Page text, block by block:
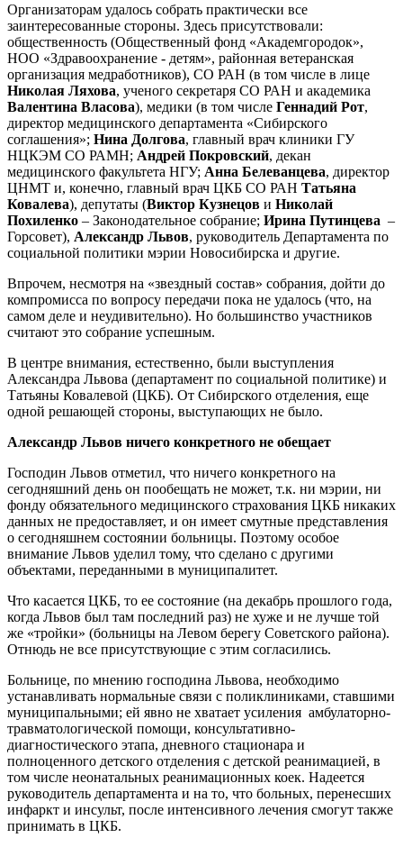
Организаторам удалось собрать практически все
заинтересованные стороны. Здесь присутствовали:
общественность (Общественный фонд «Академгородок»,
НОО «Здравоохранение - детям», районная ветеранская
организация медработников), СО РАН (в том числе в лице
Николая Ляхова, ученого секретаря СО РАН и академика
Валентина Власова), медики (в том числе Геннадий Рот,
директор медицинского департамента «Сибирского
соглашения»; Нина Долгова, главный врач клиники ГУ
НЦКЭМ СО РАМН; Андрей Покровский, декан
медицинского факультета НГУ; Анна Белеванцева, директор
ЦНМТ и, конечно, главный врач ЦКБ СО РАН Татьяна
Ковалева), депутаты (Виктор Кузнецов и Николай
Похиленко – Законодательное собрание; Ирина Путинцева –
Горсовет), Александр Львов, руководитель Департамента по
социальной политики мэрии Новосибирска и другие.
Впрочем, несмотря на «звездный состав» собрания, дойти до
компромисса по вопросу передачи пока не удалось (что, на
самом деле и неудивительно). Но большинство участников
считают это собрание успешным.
В центре внимания, естественно, были выступления
Александра Львова (департамент по социальной политике) и
Татьяны Ковалевой (ЦКБ). От Сибирского отделения, еще
одной решающей стороны, выступающих не было.
Александр Львов ничего конкретного не обещает
Господин Львов отметил, что ничего конкретного на
сегодняшний день он пообещать не может, т.к. ни мэрии, ни
фонду обязательного медицинского страхования ЦКБ никаких
данных не предоставляет, и он имеет смутные представления
о сегодняшнем состоянии больницы. Поэтому особое
внимание Львов уделил тому, что сделано с другими
объектами, переданными в муниципалитет.
Что касается ЦКБ, то ее состояние (на декабрь прошлого года,
когда Львов был там последний раз) не хуже и не лучше той
же «тройки» (больницы на Левом берегу Советского района).
Отнюдь не все присутствующие с этим согласились.
Больнице, по мнению господина Львова, необходимо
устанавливать нормальные связи с поликлиниками, ставшими
муниципальными; ей явно не хватает усиления амбулаторно-
травматологической помощи, консультативно-
диагностического этапа, дневного стационара и
полноценного детского отделения с детской реанимацией, в
том числе неонатальных реанимационных коек. Надеется
руководитель департамента и на то, что больных, перенесших
инфаркт и инсульт, после интенсивного лечения смогут также
принимать в ЦКБ.